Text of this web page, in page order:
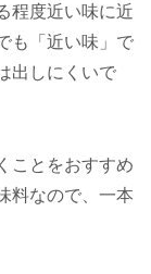
程度近い味に近
も「近い味」で
出しにくいで
ことをおすすめ
料なので、一本